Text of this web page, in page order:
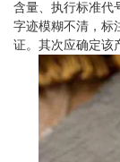
含量、执行标准代
字迹模糊不清，标
证。其次应确定该